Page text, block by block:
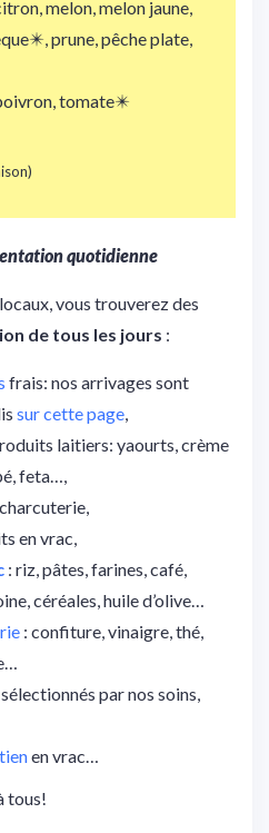
melon, melon jaune,
prune, pêche plate,
tomate✴️
quotidienne
vous trouverez des
de tous les jours :
frais: nos arrivages sont
sur cette page
laitiers: yaourts, crème
feta…,
en vrac,
: riz, pâtes, farines, café,
céréales, huile d’olive…
: confiture, vinaigre, thé,
, sélectionnés par nos soins,
en vrac…
tous!